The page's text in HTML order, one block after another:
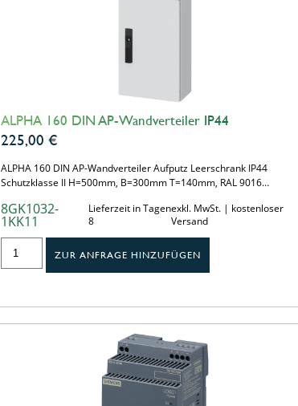
ALPHA 160 DIN AP-Wandverteiler IP44
225,00 €
ALPHA 160 DIN AP-Wandverteiler Aufputz Leerschrank IP44
Schutzklasse II H=500mm, B=300mm T=140mm, RAL 9016…
8GK1032-
1KK11
Lieferzeit in Tagen
8
exkl. MwSt. | kostenloser
Versand
ZUR ANFRAGE HINZUFÜGEN